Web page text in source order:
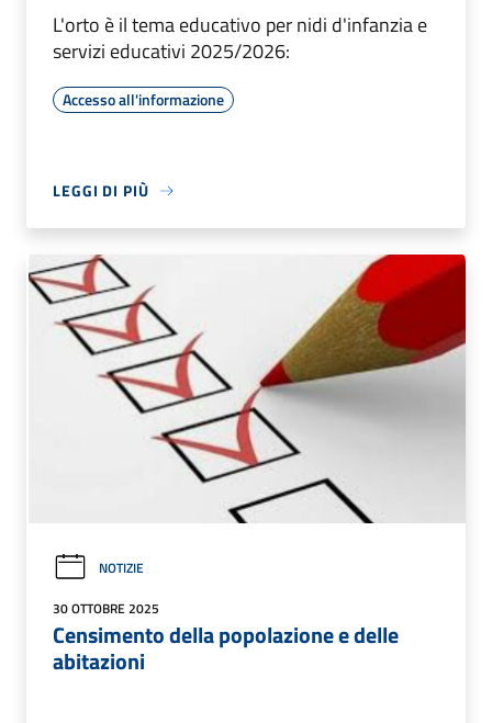
L'orto è il tema educativo per nidi d'infanzia e
servizi educativi 2025/2026:
Accesso all'informazione
LEGGI DI PIÙ
NOTIZIE
30 OTTOBRE 2025
Censimento della popolazione e delle
abitazioni